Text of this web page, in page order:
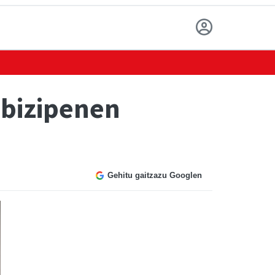
Gehitu gaitzazu Googlen